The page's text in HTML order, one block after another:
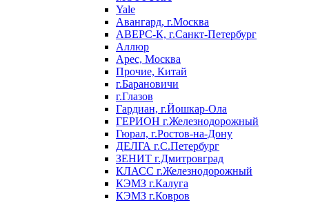
Yale
Авангард, г.Москва
АВЕРС-К, г.Санкт-Петербург
Аллюр
Арес, Москва
Прочие, Китай
г.Барановичи
г.Глазов
Гардиан, г.Йошкар-Ола
ГЕРИОН г.Железнодорожный
Гюрал, г.Ростов-на-Дону
ДЕЛГА г.С.Петербург
ЗЕНИТ г.Дмитровград
КЛАСС г.Железнодорожный
КЭМЗ г.Калуга
КЭМЗ г.Ковров